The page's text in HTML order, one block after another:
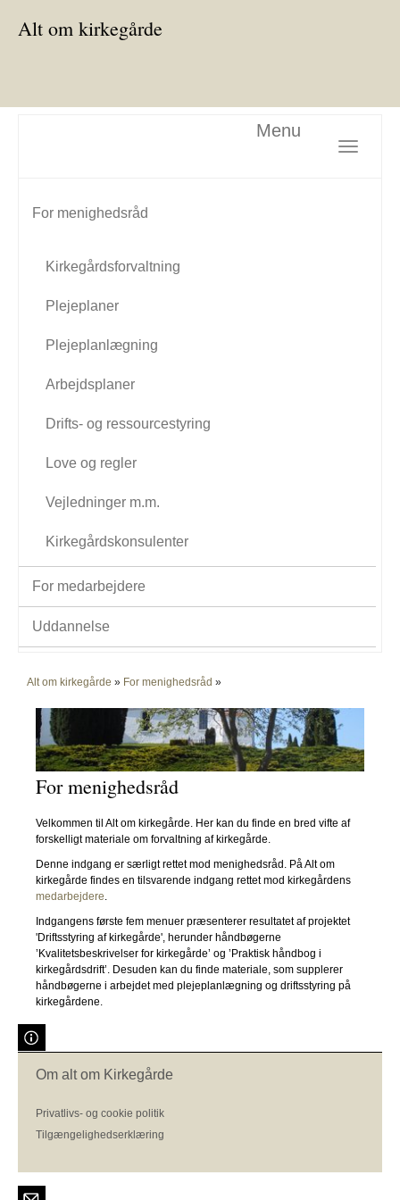
Alt om kirkegårde
Toggle
Menu
For menighedsråd
Kirkegårdsforvaltning
Plejeplaner
Plejeplanlægning
Arbejdsplaner
Drifts- og ressourcestyring
Love og regler
Vejledninger m.m.
Kirkegårdskonsulenter
For medarbejdere
Uddannelse
Alt om kirkegårde » For menighedsråd »
For menighedsråd
Velkommen til Alt om kirkegårde. Her kan du finde en bred vifte af
forskelligt materiale om forvaltning af kirkegårde.
Denne indgang er særligt rettet mod menighedsråd. På Alt om
kirkegårde findes en tilsvarende indgang rettet mod kirkegårdens
medarbejdere.
Indgangens første fem menuer præsenterer resultatet af projektet
'Driftsstyring af kirkegårde', herunder håndbøgerne
’Kvalitetsbeskrivelser for kirkegårde’ og ’Praktisk håndbog i
kirkegårdsdrift’. Desuden kan du finde materiale, som supplerer
håndbøgerne i arbejdet med plejeplanlægning og driftsstyring på
kirkegårdene.
Om alt om Kirkegårde
Privatlivs- og cookie politik
Tilgængelighedserklæring